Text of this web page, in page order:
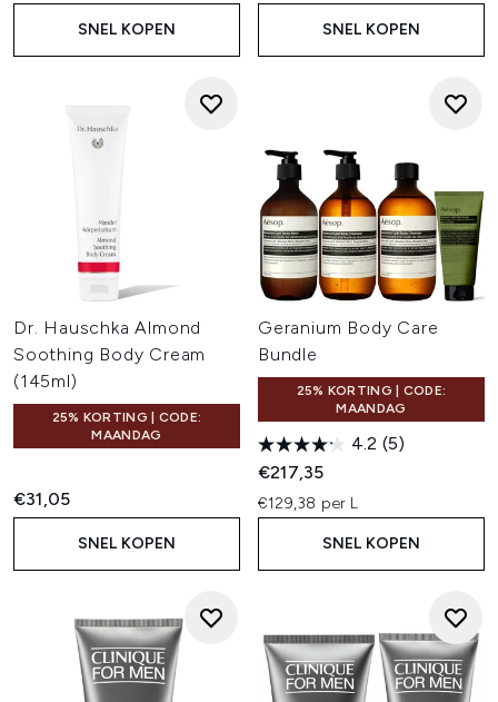
SNEL KOPEN SNEL KOPEN
Dr. Hauschka Almond
Soothing Body Cream
(145ml)
25% KORTING | CODE:
MAANDAG
€31,05
SNEL KOPEN
Geranium Body Care
Bundle
25% KORTING | CODE:
MAANDAG
4.2 (5)
€217,35
€129,38 per L
SNEL KOPEN